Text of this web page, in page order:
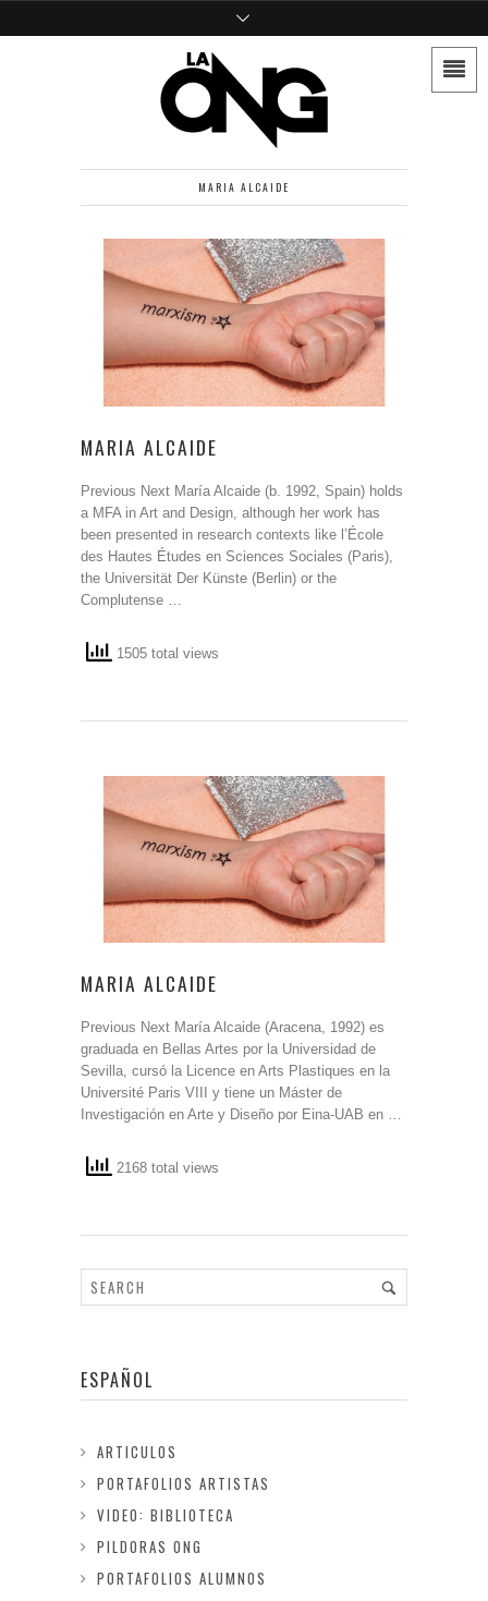
MARIA ALCAIDE
MARIA ALCAIDE
Previous Next María Alcaide (b. 1992, Spain) holds
a MFA in Art and Design, although her work has
been presented in research contexts like l’École
des Hautes Études en Sciences Sociales (Paris),
the Universität Der Künste (Berlin) or the
Complutense …
1505 total views
MARIA ALCAIDE
Previous Next María Alcaide (Aracena, 1992) es
graduada en Bellas Artes por la Universidad de
Sevilla, cursó la Licence en Arts Plastiques en la
Université Paris VIII y tiene un Máster de
Investigación en Arte y Diseño por Eina-UAB en …
2168 total views
ESPAÑOL
ARTICULOS
PORTAFOLIOS ARTISTAS
VIDEO: BIBLIOTECA
PILDORAS ONG
PORTAFOLIOS ALUMNOS